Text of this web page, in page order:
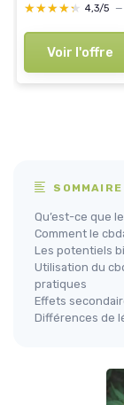
★★★★★
★★★★★ 4,3/5 —
Voir l'offre
SOMMAIRE
Qu’est-ce que
Comment le
Les potentiels
Utilisation du
pratiques
Effets
Différences de